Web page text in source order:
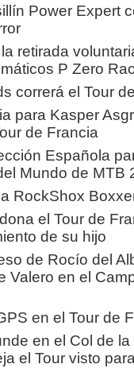
Power Expert
retirada
P Zero
correrá el Tour
para Kasper
de Francia
Española
Mundo de MTB
RockShox
el Tour de
de su hijo
de Rocío del
Valero en el
en el Tour de
en el Col de
el Tour visto